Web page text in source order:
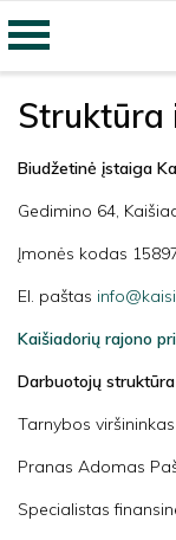
Struktūra
Biudžetinė įstaiga
Gedimino 64,
Įmonės kodas
El. paštas
Kaišiadorių rajono
Darbuotojų
Tarnybos viršininkas
Pranas Adomas
Specialistas